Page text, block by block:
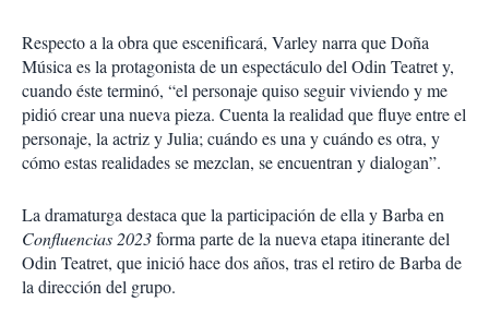
Respecto a la obra que escenificará, Varley narra que Doña
Música es la protagonista de un espectáculo del Odin Teatret y,
cuando éste terminó, “el personaje quiso seguir viviendo y me
pidió crear una nueva pieza. Cuenta la realidad que fluye entre el
personaje, la actriz y Julia; cuándo es una y cuándo es otra, y
cómo estas realidades se mezclan, se encuentran y dialogan”.
La dramaturga destaca que la participación de ella y Barba en
Confluencias 2023forma parte de la nueva etapa itinerante del
Odin Teatret, que inició hace dos años, tras el retiro de Barba de
la dirección del grupo.